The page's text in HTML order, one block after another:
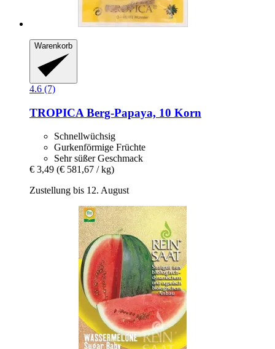
Warenkorb
4.6 (7)
TROPICA Berg-​Papaya, 10 Korn
Schnellwüchsig
Gurkenförmige Früchte
Sehr süßer Geschmack
€ 3,49 (€ 581,67 / kg)
Zustellung bis 12. August